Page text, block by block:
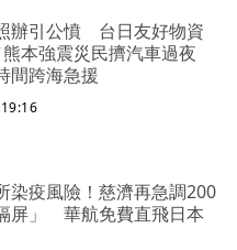
辦引公憤 台日友好物資
本強震災民擠汽車過夜
間跨海急援
染疫風險！慈濟再急調200
屏」 華航免費直飛日本